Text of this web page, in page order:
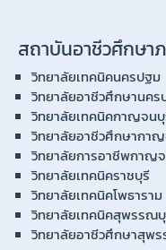
สถาบันอาชีวศึกษา
วิทยาลัยเทคนิคนครปฐม
วิทยาลัยอาชีวศึกษานคร
วิทยาลัยเทคนิคกาญจน
วิทยาลัยอาชีวศึกษากา
วิทยาลัยการอาชีพกาญ
วิทยาลัยเทคนิคราชบุรี
วิทยาลัยเทคนิคโพธาราม
วิทยาลัยเทคนิคสุพรรณ
วิทยาลัยอาชีวศึกษาสุพ